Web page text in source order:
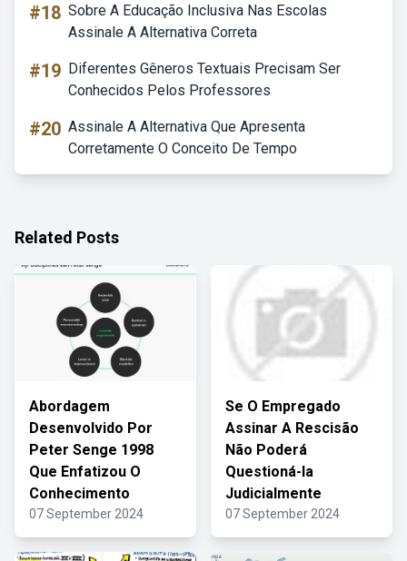
#18 Sobre A Educação Inclusiva Nas Escolas
Assinale A Alternativa Correta
#19 Diferentes Gêneros Textuais Precisam Ser
Conhecidos Pelos Professores
#20 Assinale A Alternativa Que Apresenta
Corretamente O Conceito De Tempo
Related Posts
Abordagem
Desenvolvido Por
Peter Senge 1998
Que Enfatizou O
Conhecimento
07 September 2024
Se O Empregado
Assinar A Rescisão
Não Poderá
Questioná-la
Judicialmente
07 September 2024